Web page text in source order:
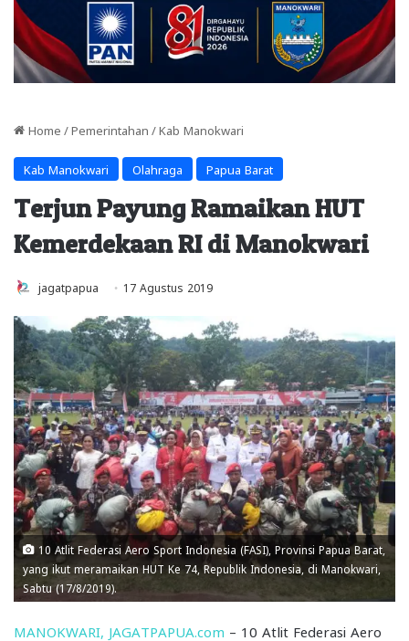
Home / Pemerintahan / Kab Manokwari
Kab Manokwari Olahraga Papua Barat
Terjun Payung Ramaikan HUT
Kemerdekaan RI di Manokwari
jagatpapua 17 Agustus 2019
10 Atlit Federasi Aero Sport Indonesia (FASI), Provinsi Papua Barat,
yang ikut meramaikan HUT Ke 74, Republik Indonesia, di Manokwari,
Sabtu (17/8/2019).
MANOKWARI, JAGATPAPUA.com – 10 Atlit Federasi Aero